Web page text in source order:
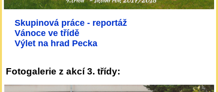
Skupinová práce - reportáž
Vánoce ve třídě
Výlet na hrad Pecka
Fotogalerie z akcí 3. třídy: